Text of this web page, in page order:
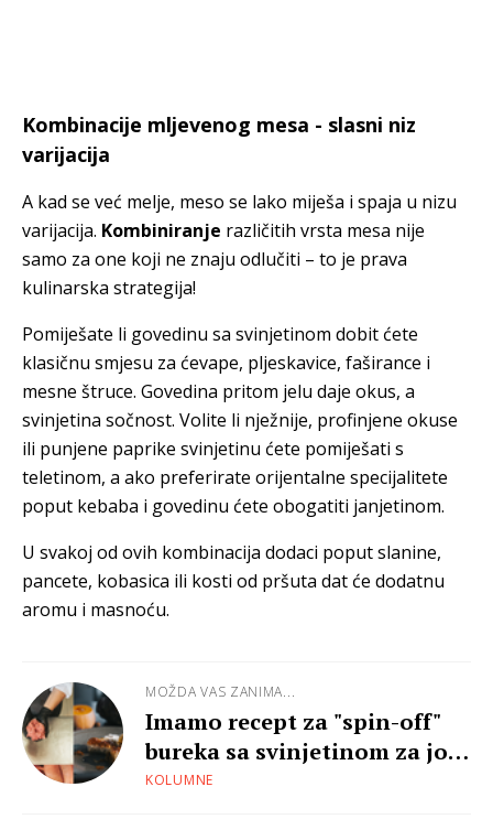
Kombinacije mljevenog mesa - slasni niz
varijacija
A kad se već melje, meso se lako miješa i spaja u nizu
varijacija. Kombiniranje različitih vrsta mesa nije
samo za one koji ne znaju odlučiti – to je prava
kulinarska strategija!
Pomiješate li govedinu sa svinjetinom dobit ćete
klasičnu smjesu za ćevape, pljeskavice, faširance i
mesne štruce. Govedina pritom jelu daje okus, a
svinjetina sočnost. Volite li nježnije, profinjene okuse
ili punjene paprike svinjetinu ćete pomiješati s
teletinom, a ako preferirate orijentalne specijalitete
poput kebaba i govedinu ćete obogatiti janjetinom.
U svakoj od ovih kombinacija dodaci poput slanine,
pancete, kobasica ili kosti od pršuta dat će dodatnu
aromu i masnoću.
MOŽDA VAS ZANIMA...
Imamo recept za "spin-off"
bureka sa svinjetinom za još
sočniju pitu
KOLUMNE